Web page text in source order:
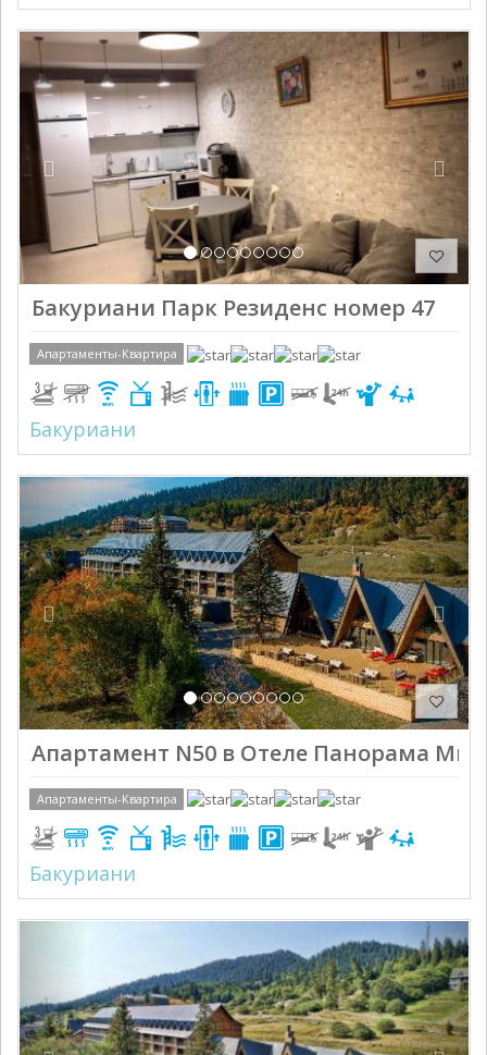
Previous Next
Бакуриани Парк Резиденс номер 47
Апартаменты-Квартира
Бакуриани
Previous Next
Апартамент N50 в Отеле Панорама
Апартаменты-Квартира
Бакуриани
Next